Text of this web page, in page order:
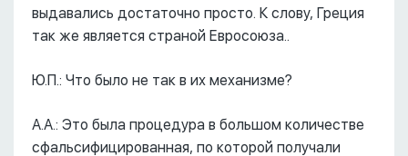
выдавались достаточно просто. К слову, Греция
так же является страной Евросоюза..
Ю.П.: Что было не так в их механизме?
А.А.: Это была процедура в большом количестве
сфальсифицированная, по которой получали